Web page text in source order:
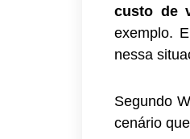
custo de
exemplo.
nessa
Segundo
cenário